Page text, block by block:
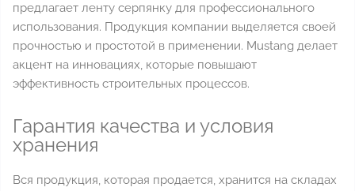
предлагает ленту серпянку для профессионального
использования. Продукция компании выделяется своей
прочностью и простотой в применении. Mustang делает
акцент на инновациях, которые повышают
эффективность строительных процессов.
Гарантия качества и условия
хранения
Вся продукция, которая продается, хранится на складах